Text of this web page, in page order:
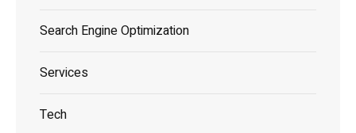
Search Engine Optimization
Services
Tech